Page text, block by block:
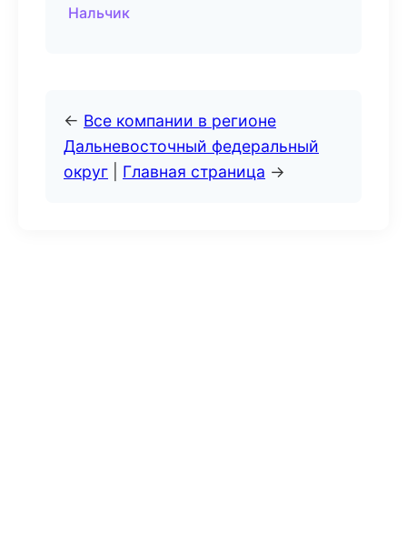
Нальчик
← Все компании в регионе
Дальневосточный федеральный
округ
Главная страница →